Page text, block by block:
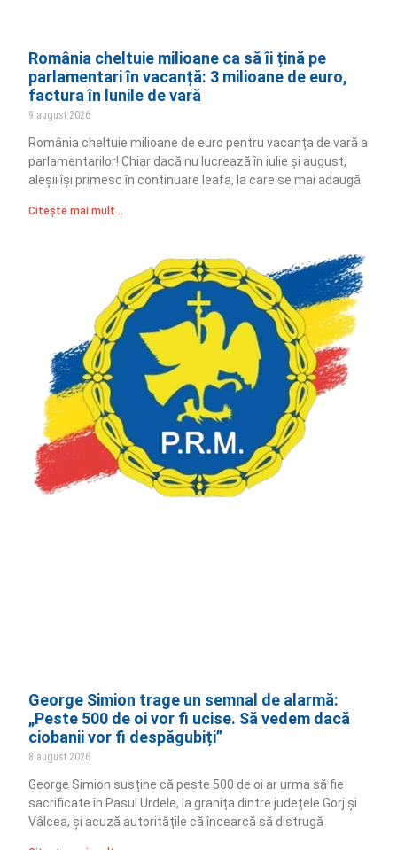
România cheltuie milioane ca să îi țină pe
parlamentari în vacanță: 3 milioane de euro,
factura în lunile de vară
9 august 2026
România cheltuie milioane de euro pentru vacanța de vară a
parlamentarilor! Chiar dacă nu lucrează în iulie și august,
aleșii își primesc în continuare leafa, la care se mai adaugă
Citește mai mult ..
George Simion trage un semnal de alarmă:
„Peste 500 de oi vor fi ucise. Să vedem dacă
ciobanii vor fi despăgubiți”
8 august 2026
George Simion susține că peste 500 de oi ar urma să fie
sacrificate în Pasul Urdele, la granița dintre județele Gorj și
Vâlcea, și acuză autoritățile că încearcă să distrugă